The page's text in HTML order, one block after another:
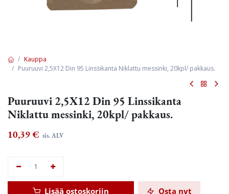
Kauppa
Puuruuvi 2,5X12 Din 95 Linssikanta Niklattu messinki, 20kpl/ pakkaus.
Puuruuvi 2,5X12 Din 95 Linssikanta
Niklattu messinki, 20kpl/ pakkaus.
10,39€ sis. ALV
Lisää ostoskoriin Osta nyt